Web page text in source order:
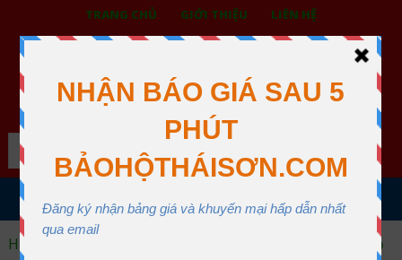
TRANG CHỦ GIỚI THIỆU LIÊN HỆ
BẢO HỘ LAO ĐỘNG THÁI SƠN
XƯỞNG MAY THÁI SƠN QUẬN 12
Search
MENU
Home Áo gile bảo hộ